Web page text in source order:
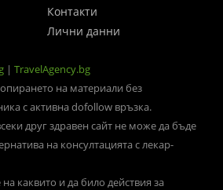
Контакти
Лични данни
| TravelAgency.bg
на материали без
с активна dofollow връзка.
друг здравен сайт не може да бъде
на консултацията с лекар-
каквито и да било действия за